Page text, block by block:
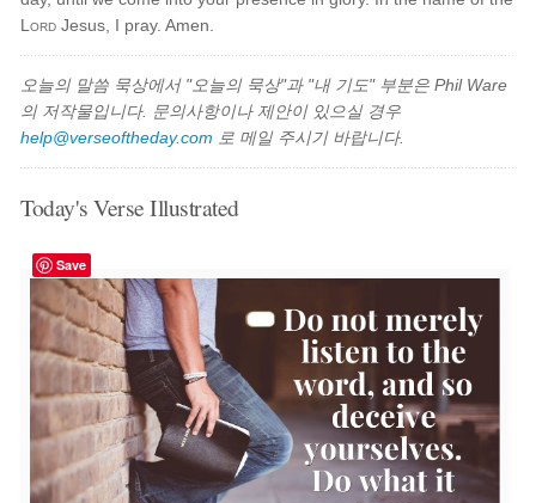
Lord Jesus, I pray. Amen.
오늘의 말씀 묵상에서 "오늘의 묵상"과 "내 기도" 부분은 Phil Ware
의 저작물입니다. 문의사항이나 제안이 있으실 경우
help@verseoftheday.com 로 메일 주시기 바랍니다.
Today's Verse Illustrated
Save